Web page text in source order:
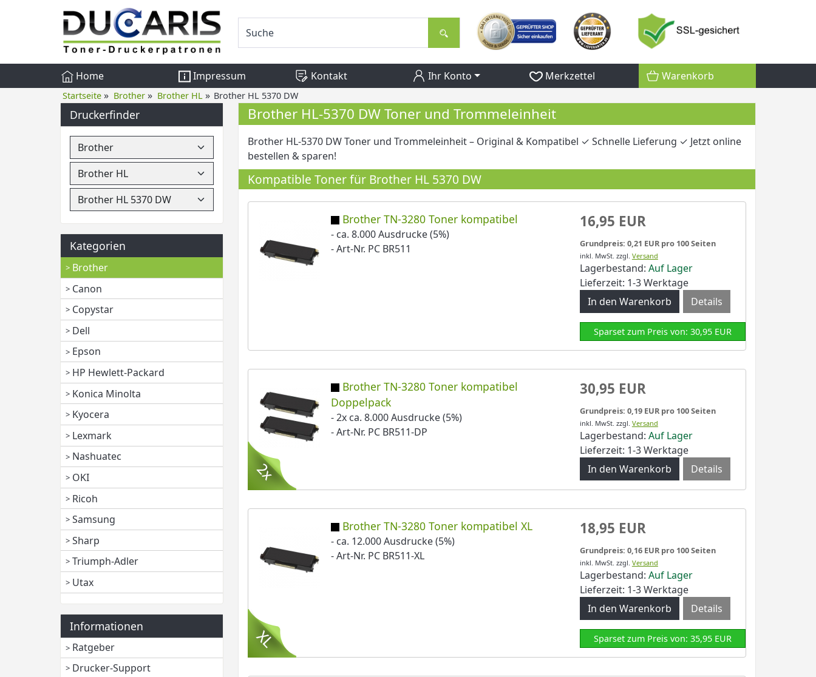
Home Impressum Kontakt Ihr Konto Merkzettel Warenkorb
Startseite » Brother » Brother HL » Brother HL 5370 DW
Druckerfinder
Kategorien
Brother
Canon
Copystar
Dell
Epson
HP Hewlett-Packard
Konica Minolta
Kyocera
Lexmark
Nashuatec
OKI
Ricoh
Samsung
Sharp
Triumph-Adler
Utax
Informationen
Ratgeber
Drucker-Support
Brother HL-5370 DW Toner und Trommeleinheit
Brother HL-5370 DW Toner und Trommeleinheit – Original & Kompatibel ✓ Schnelle Lieferung ✓ Jetzt online
bestellen & sparen!
Kompatible Toner für Brother HL 5370 DW
Brother TN-3280 Toner kompatibel
- ca. 8.000 Ausdrucke (5%)
- Art-Nr. PC BR511
16,95 EUR
Grundpreis: 0,21 EUR pro 100 Seiten
inkl. MwSt. zzgl. Versand
Lagerbestand: Auf Lager
Lieferzeit: 1-3 Werktage
Details
Sparset zum Preis von: 30,95 EUR
Brother TN-3280 Toner kompatibel
Doppelpack
- 2x ca. 8.000 Ausdrucke (5%)
- Art-Nr. PC BR511-DP
30,95 EUR
Grundpreis: 0,19 EUR pro 100 Seiten
inkl. MwSt. zzgl. Versand
Lagerbestand: Auf Lager
Lieferzeit: 1-3 Werktage
Details
Brother TN-3280 Toner kompatibel XL
- ca. 12.000 Ausdrucke (5%)
- Art-Nr. PC BR511-XL
18,95 EUR
Grundpreis: 0,16 EUR pro 100 Seiten
inkl. MwSt. zzgl. Versand
Lagerbestand: Auf Lager
Lieferzeit: 1-3 Werktage
Details
Sparset zum Preis von: 35,95 EUR